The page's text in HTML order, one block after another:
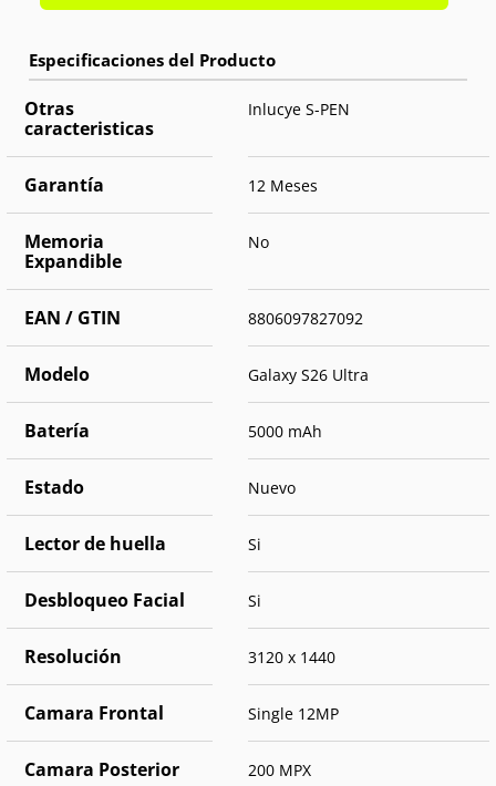
Otras
caracteristicas
Inlucye S-PEN
Garantía 12 Meses
Memoria
Expandible
No
EAN / GTIN 8806097827092
Modelo Galaxy S26 Ultra
Batería 5000 mAh
Estado Nuevo
Lector de huella Si
Desbloqueo Facial Si
Resolución 3120 x 1440
Camara Frontal Single 12MP
Camara Posterior 200 MPX